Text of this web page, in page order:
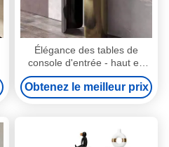
Élégance des tables de
console d'entrée - haut en
marbre et base en acier
inoxydable
Obtenez le meilleur prix